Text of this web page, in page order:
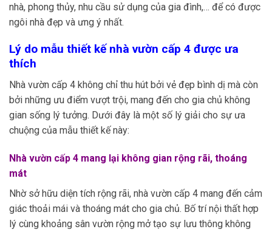
nhà, phong thủy, nhu cầu sử dụng của gia đình,… để có được
ngôi nhà đẹp và ưng ý nhất.
Lý do mẫu thiết kế nhà vườn cấp 4 được ưa
thích
Nhà vườn cấp 4 không chỉ thu hút bởi vẻ đẹp bình dị mà còn
bởi những ưu điểm vượt trội, mang đến cho gia chủ không
gian sống lý tưởng. Dưới đây là một số lý giải cho sự ưa
chuộng của mẫu thiết kế này:
Nhà vườn cấp 4 mang lại không gian rộng rãi, thoáng
mát
Nhờ sở hữu diện tích rộng rãi, nhà vườn cấp 4 mang đến cảm
giác thoải mái và thoáng mát cho gia chủ. Bố trí nội thất hợp
lý cùng khoảng sân vườn rộng mở tạo sự lưu thông không